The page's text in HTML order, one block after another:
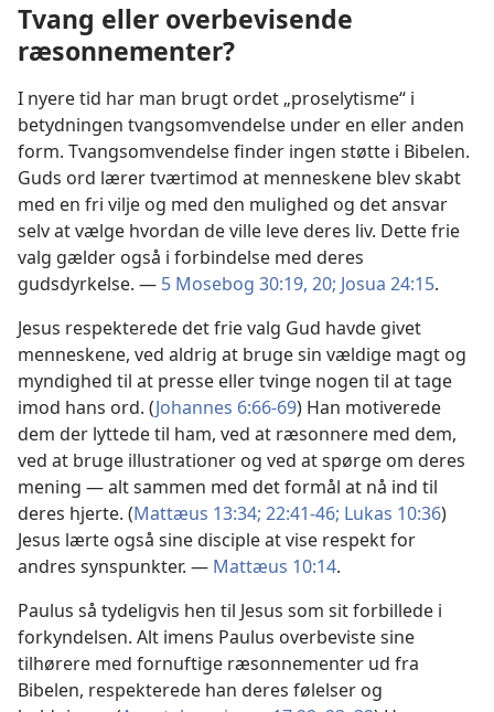
Tvang eller overbevisende
ræsonnementer?
I nyere tid har man brugt ordet „proselytisme“ i
betydningen tvangsomvendelse under en eller anden
form. Tvangsomvendelse finder ingen støtte i Bibelen.
Guds ord lærer tværtimod at menneskene blev skabt
med en fri vilje og med den mulighed og det ansvar
selv at vælge hvordan de ville leve deres liv. Dette frie
valg gælder også i forbindelse med deres
gudsdyrkelse. — 5 Mosebog 30:19, 20; Josua 24:15.
Jesus respekterede det frie valg Gud havde givet
menneskene, ved aldrig at bruge sin vældige magt og
myndighed til at presse eller tvinge nogen til at tage
imod hans ord. (Johannes 6:66-69) Han motiverede
dem der lyttede til ham, ved at ræsonnere med dem,
ved at bruge illustrationer og ved at spørge om deres
mening — alt sammen med det formål at nå ind til
deres hjerte. (Mattæus 13:34; 22:41-46; Lukas 10:36)
Jesus lærte også sine disciple at vise respekt for
andres synspunkter. — Mattæus 10:14.
Paulus så tydeligvis hen til Jesus som sit forbillede i
forkyndelsen. Alt imens Paulus overbeviste sine
tilhørere med fornuftige ræsonnementer ud fra
Bibelen, respekterede han deres følelser og